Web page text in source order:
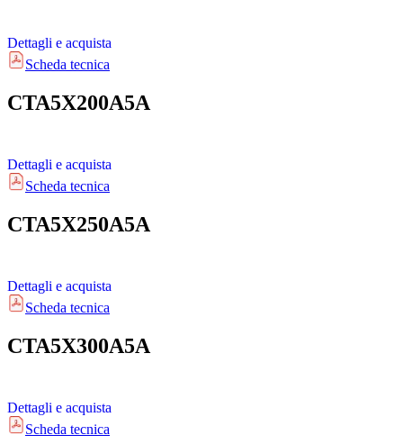
Dettagli e acquista
Scheda tecnica
CTA5X200A5A
Dettagli e acquista
Scheda tecnica
CTA5X250A5A
Dettagli e acquista
Scheda tecnica
CTA5X300A5A
Dettagli e acquista
Scheda tecnica